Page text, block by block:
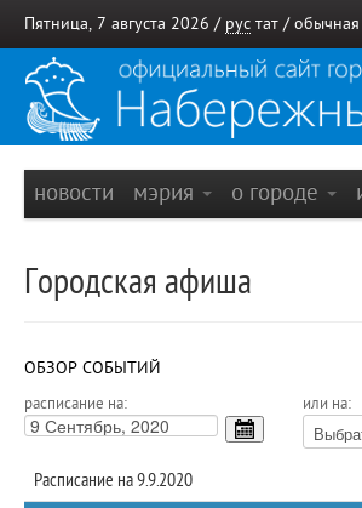
Пятница, 7 августа 2026 / рус тат / обычная
новости мэрия о городе
Городская афиша
ОБЗОР СОБЫТИЙ
расписание на: или на:
Расписание на 9.9.2020